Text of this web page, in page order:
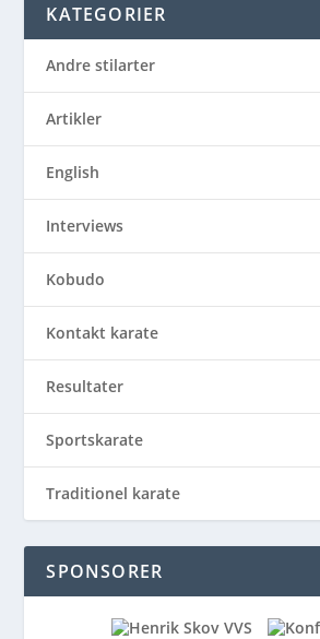
KATEGORIER
Andre stilarter
Artikler
English
Interviews
Kobudo
Kontakt karate
Resultater
Sportskarate
Traditionel karate
SPONSORER